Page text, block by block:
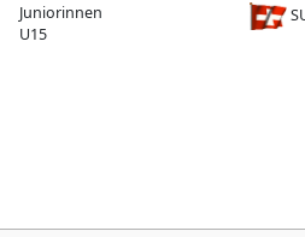
Juniorinnen
U15